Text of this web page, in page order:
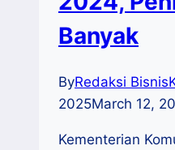
Banyak
ByRedaksi
2025March 12,
Kementerian